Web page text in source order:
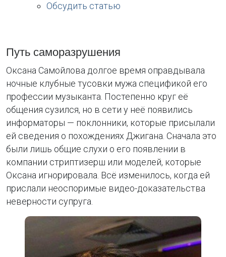
Обсудить статью
Путь саморазрушения
Оксана Самойлова долгое время оправдывала
ночные клубные тусовки мужа спецификой его
профессии музыканта. Постепенно круг её
общения сузился, но в сети у неё появились
информаторы — поклонники, которые присылали
ей сведения о похождениях Джигана. Сначала это
были лишь общие слухи о его появлении в
компании стриптизерш или моделей, которые
Оксана игнорировала. Всё изменилось, когда ей
прислали неоспоримые видео-доказательства
неверности супруга.